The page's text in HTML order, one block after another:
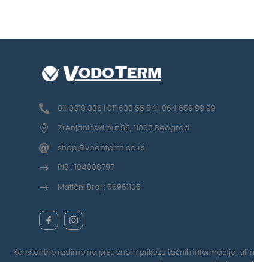
011 3319 336 | 011 630 55 04 | 064 659 99 99
Zrenjaninski put 55, 11060 Beograd
shop@vodoterm.co.rs
PIB : 104006797
Matični Broj : 56961135
Konstantno radimo na preciznom prikazu tačnih informacija, ali